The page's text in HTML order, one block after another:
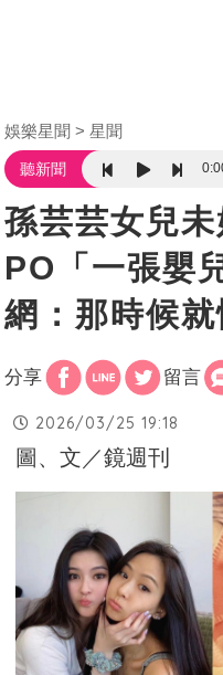
娛樂星聞 星聞
聽新聞
孫芸芸女兒
PO「一張嬰
網：那時候
分享 留言
2026/03/25 19:18
圖、文／鏡週刊